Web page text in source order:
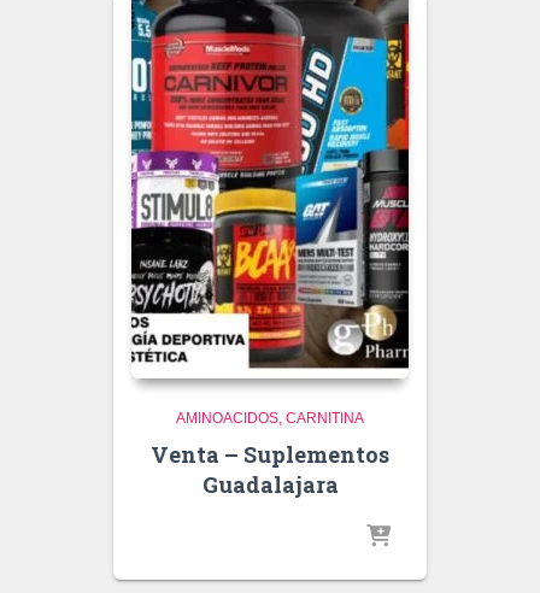
AMINOACIDOS CARNITINA
Venta – Suplementos
Guadalajara